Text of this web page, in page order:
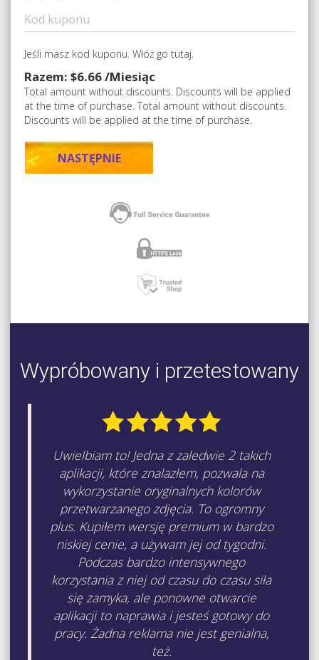
Jeśli masz kod kuponu. Włóż go tutaj.
Razem: $6.66 /Miesiąc
Total amount without discounts. Discounts will be applied
at the time of purchase. Total amount without discounts.
Discounts will be applied at the time of purchase.
Wypróbowany i przetestowany
Uwielbiam to! Jedna z zaledwie 2 takich
aplikacji, które znalazłem, pozwala na
wykorzystanie oryginalnych kolorów
przetwarzanego zdjęcia. To ogromny
plus. Kupiłem wersję premium w bardzo
niskiej cenie, a używam jej od tygodni.
Podczas bardzo intensywnego
korzystania z niej od czasu do czasu siła
się zamyka, ale ponowne otwarcie
aplikacji to naprawia i jesteś gotowy do
pracy. Żadna reklama nie jest genialna,
też.